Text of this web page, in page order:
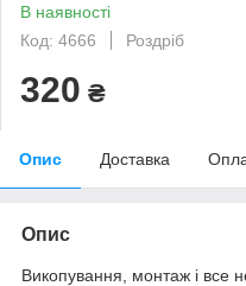
В наявності
Код: 4666
Роздріб
320 ₴
Опис Доставка
Опис
Викопування, монтаж і все